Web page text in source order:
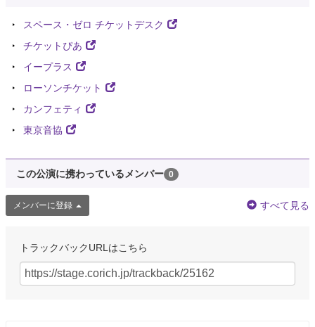
スペース・ゼロ チケットデスク
チケットぴあ
イープラス
ローソンチケット
カンフェティ
東京音協
この公演に携わっているメンバー 0
メンバーに登録 すべて見る
トラックバックURLはこちら